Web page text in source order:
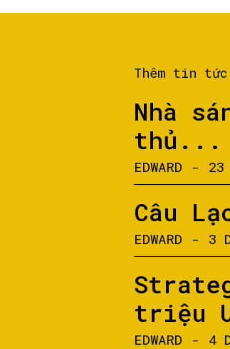
Thêm tin
Nhà
thủ...
EDWARD - 23
Câu
EDWARD - 3
triệu
EDWARD - 4